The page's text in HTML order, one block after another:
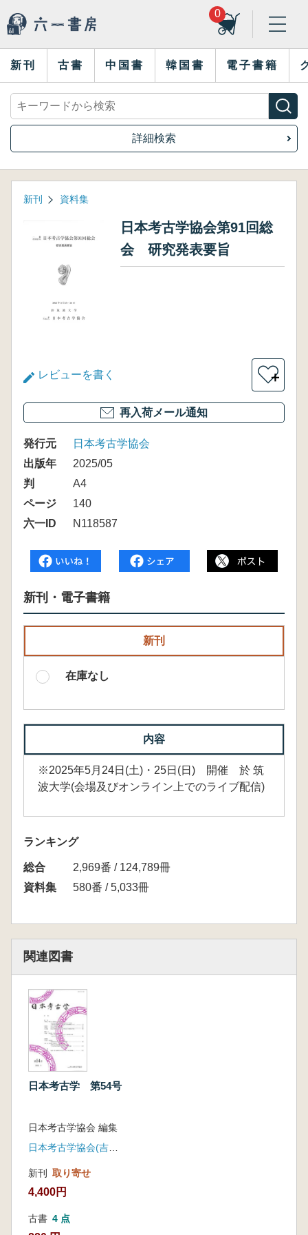
0
新刊 古書 中国書 韓国書 電子書籍
詳細検索
新刊 資料集
日本考古学協会第91回総
会 研究発表要旨
レビューを書く ＋
再入荷メール通知
発行元
日本考古学協会
出版年
2025/05
判
A4
ページ
140
六一ID
N118587
新刊・電子書籍
新刊
在庫なし
内容
※2025年5月24日(土)・25日(日) 開催 於 筑
波大学(会場及びオンライン上でのライブ配信)
ランキング
総合
2,969番 / 124,789冊
資料集
580番 / 5,033冊
関連図書
日本考古学 第54号
日本考古学協会 編集
日本考古学協会(吉川弘文館)
新刊 取り寄せ
4,400円
古書 4 点